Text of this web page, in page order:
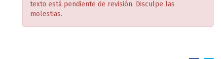
texto está pendiente de revisión. Disculpe las
molestias.